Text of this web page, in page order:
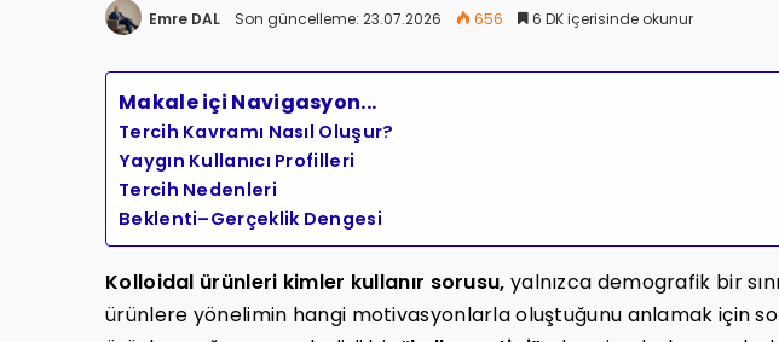
Emre DAL Son güncelleme: 23.07.2026 656 6 DK içerisinde okunur
Makale içi Navigasyon...
Tercih Kavramı Nasıl Oluşur?
Yaygın Kullanıcı Profilleri
Tercih Nedenleri
Beklenti–Gerçeklik Dengesi
Kolloidal ürünleri kimler kullanır sorusu, yalnızca demografik bir
ürünlere yönelimin hangi motivasyonlarla oluştuğunu anlamak için